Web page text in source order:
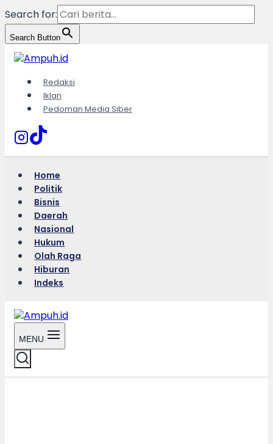
Search for:
Search Button
Skip
to
content
Redaksi
Iklan
Pedoman Media Siber
Home
Politik
Bisnis
Daerah
Nasional
Hukum
Olah Raga
Hiburan
Indeks
MENU